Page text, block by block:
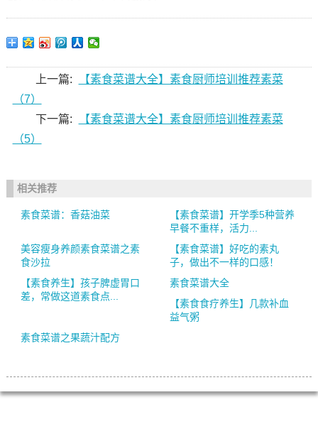
上一篇:
【素食菜谱大全】素食厨师培训推荐素菜
（7）
下一篇:
【素食菜谱大全】素食厨师培训推荐素菜
（5）
相关推荐
素食菜谱：香菇油菜
【素食菜谱】开学季5种营养
早餐不重样，活力...
美容瘦身养颜素食菜谱之素
食沙拉
【素食菜谱】好吃的素丸
子，做出不一样的口感！
【素食养生】孩子脾虚胃口
差，常做这道素食点...
素食菜谱大全
【素食食疗养生】几款补血
益气粥
素食菜谱之果蔬汁配方